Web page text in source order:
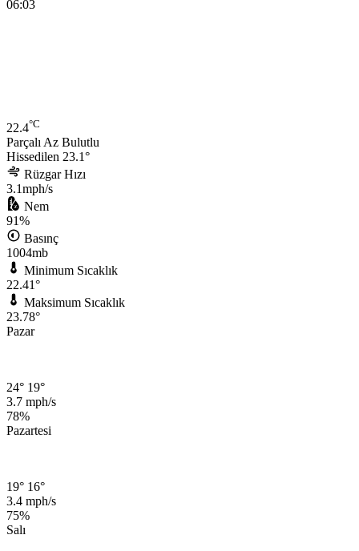
06:03
22.4°C
Parçalı Az Bulutlu
Hissedilen 23.1°
Rüzgar Hızı
3.1mph/s
Nem
91%
Basınç
1004mb
Minimum Sıcaklık
22.41°
Maksimum Sıcaklık
23.78°
Pazar
24° 19°
3.7 mph/s
78%
Pazartesi
19° 16°
3.4 mph/s
75%
Salı